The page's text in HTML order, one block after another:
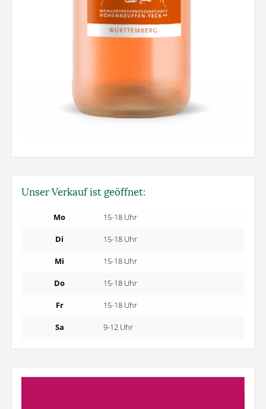
Unser Verkauf ist geöffnet:
Mo 15-18 Uhr
Di 15-18 Uhr
Mi 15-18 Uhr
Do 15-18 Uhr
Fr 15-18 Uhr
Sa 9-12 Uhr